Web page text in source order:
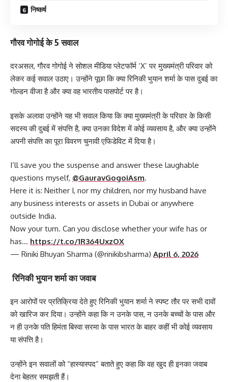
निष्कर्ष
गौरव गोगोई के 5 सवाल
दरअसल, गौरव गोगोई ने सोशल मीडिया प्लेटफॉर्म ‘X’ पर मुख्यमंत्री परिवार को
लेकर कई सवाल उठाए। उन्होंने पूछा कि क्या रिनिकी भुयान शर्मा के पास दुबई का
गोल्डन वीजा है और क्या वह भारतीय पासपोर्ट पर है।
इसके अलावा उन्होंने यह भी सवाल किया कि क्या मुख्यमंत्री के परिवार के किसी
सदस्य की दुबई में संपत्ति है, क्या उनका विदेश में कोई व्यवसाय है, और क्या उन्होंने
अपनी संपत्ति का पूरा विवरण चुनावी एफिडेविट में दिया है।
I’ll save you the suspense and answer these laughable
questions myself, @GauravGogoiAsm.
Here it is: Neither I, nor my children, nor my husband have
any business interests or assets in Dubai or anywhere
outside India.
Now your turn. Can you disclose whether your wife has or
has… https://t.co/1R364UxzOX
— Riniki Bhuyan Sharma (@rinikibsharma) April 6, 2026
रिनिकी भुयान शर्मा का जवाब
इन आरोपों पर प्रतिक्रिया देते हुए रिनिकी भुयान शर्मा ने स्पष्ट तौर पर सभी दावों
को खारिज कर दिया। उन्होंने कहा कि न उनके पास, न उनके बच्चों के पास और
न ही उनके पति हिमंता बिस्वा सरमा के पास भारत के बाहर कहीं भी कोई व्यवसाय
या संपत्ति है।
उन्होंने इन सवालों को “हास्यास्पद” बताते हुए कहा कि वह खुद ही इनका जवाब
देना बेहतर समझती हैं।